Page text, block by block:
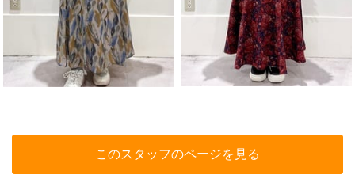
このスタッフのページを見る